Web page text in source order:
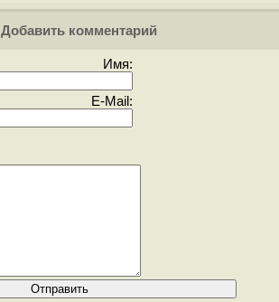
Добавить комментарий
Имя:
E-Mail: